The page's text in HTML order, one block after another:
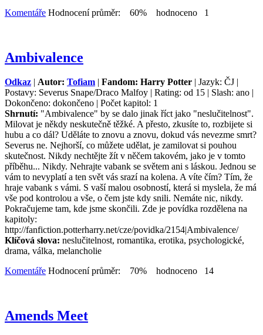
Komentáře Hodnocení průměr: 60% hodnoceno 1
Ambivalence
Odkaz | Autor: Tofiam | Fandom: Harry Potter | Jazyk: ČJ |
Postavy: Severus Snape/Draco Malfoy | Rating: od 15 | Slash: ano |
Dokončeno: dokončeno | Počet kapitol: 1
Shrnutí: "Ambivalence" by se dalo jinak říct jako "neslučitelnost".
Milovat je někdy neskutečně těžké. A přesto, zkusíte to, rozbijete si
hubu a co dál? Uděláte to znovu a znovu, dokud vás nevezme smrt?
Severus ne. Nejhorší, co můžete udělat, je zamilovat si pouhou
skutečnost. Nikdy nechtějte žít v něčem takovém, jako je v tomto
příběhu... Nikdy. Nehrajte vabank se světem ani s láskou. Jednou se
vám to nevyplatí a ten svět vás srazí na kolena. A víte čím? Tím, že
hraje vabank s vámi. S vaší malou osobností, která si myslela, že má
vše pod kontrolou a vše, o čem jste kdy snili. Nemáte nic, nikdy.
Pokračujeme tam, kde jsme skončili. Zde je povídka rozdělena na
kapitoly:
http://fanfiction.potterharry.net/cze/povidka/2154|Ambivalence/
Klíčová slova: neslučitelnost, romantika, erotika, psychologické,
drama, válka, melancholie
Komentáře Hodnocení průměr: 70% hodnoceno 14
Amends Meet